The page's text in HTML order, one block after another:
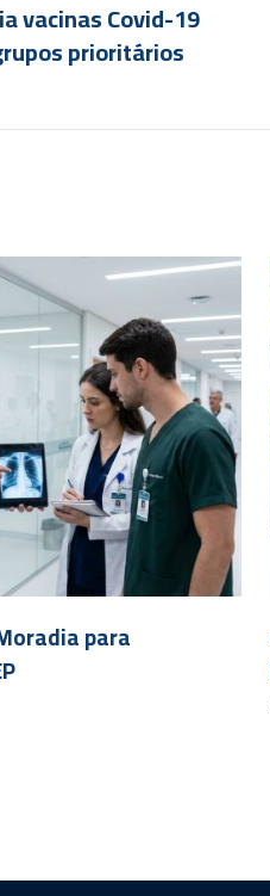
vacinas Covid-19
prioritários
para